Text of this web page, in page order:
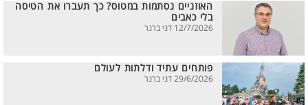
האוזניים נסתמות במטוס? כך תעברו את הטיסה
בלי כאבים
12/7/2026 דני ברנר
פותחים עתיד ודלתות לעולם
29/6/2026 דני ברנר